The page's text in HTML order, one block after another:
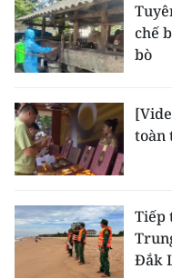
chế
bò
toàn
Tiếp
Đắk